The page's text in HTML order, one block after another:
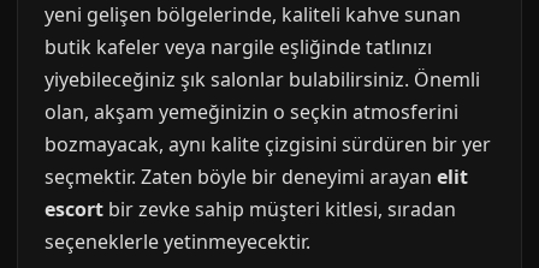
yeni gelişen bölgelerinde, kaliteli kahve sunan
butik kafeler veya nargile eşliğinde tatlınızı
yiyebileceğiniz şık salonlar bulabilirsiniz. Önemli
olan, akşam yemeğinizin o seçkin atmosferini
bozmayacak, aynı kalite çizgisini sürdüren bir yer
seçmektir. Zaten böyle bir deneyimi arayan elit
escort bir zevke sahip müşteri kitlesi, sıradan
seçeneklerle yetinmeyecektir.